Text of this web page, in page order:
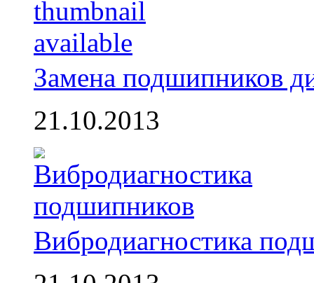
Замена подшипников
21.10.2013
Вибродиагностика